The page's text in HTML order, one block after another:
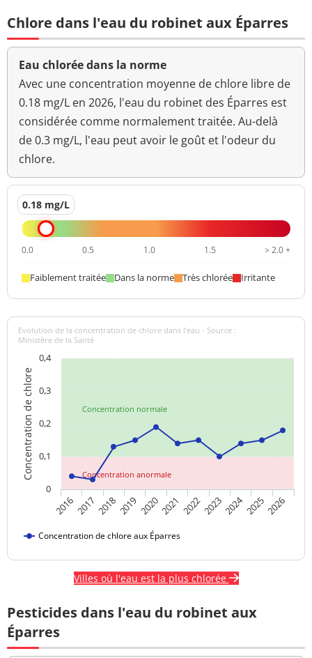
néphélométrique NFU
Chlore dans l'eau du robinet aux Éparres
Eau chlorée dans la norme
Avec une concentration moyenne de chlore libre de
0.18 mg/L en 2026, l'eau du robinet des Éparres est
considérée comme normalement traitée. Au-delà
de 0.3 mg/L, l'eau peut avoir le goût et l'odeur du
chlore.
0.18 mg/L
0.0 0.5 1.0 1.5 > 2.0 +
Faiblement traitée Dans la norme Très chlorée Irritante
Concentration normale
Concentration anormale
Concentration de chlore
Evolution de la concentration de chlore dans l'eau - Source :
Ministère de la Santé
Concentration de chlore aux Éparres
20162017 2018201920202021 20222023202420252026
0
0,1
0,2
0,3
0,4
Villes où l'eau est la plus chlorée
Pesticides dans l'eau du robinet aux
Éparres